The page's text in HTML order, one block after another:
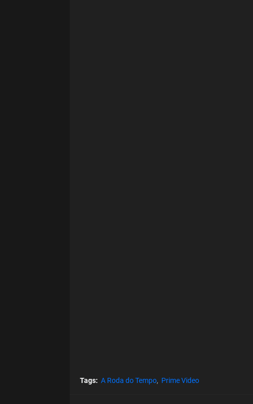
Tags: A Roda do Tempo Prime Video